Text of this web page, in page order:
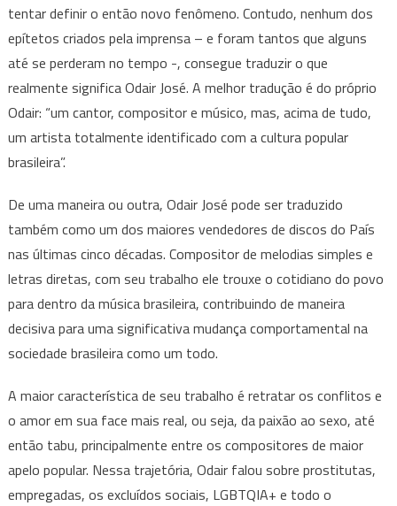
tentar definir o então novo fenômeno. Contudo, nenhum dos
epítetos criados pela imprensa – e foram tantos que alguns
até se perderam no tempo -, consegue traduzir o que
realmente significa Odair José. A melhor tradução é do próprio
Odair: “um cantor, compositor e músico, mas, acima de tudo,
um artista totalmente identificado com a cultura popular
brasileira”.
De uma maneira ou outra, Odair José pode ser traduzido
também como um dos maiores vendedores de discos do País
nas últimas cinco décadas. Compositor de melodias simples e
letras diretas, com seu trabalho ele trouxe o cotidiano do povo
para dentro da música brasileira, contribuindo de maneira
decisiva para uma significativa mudança comportamental na
sociedade brasileira como um todo.
A maior característica de seu trabalho é retratar os conflitos e
o amor em sua face mais real, ou seja, da paixão ao sexo, até
então tabu, principalmente entre os compositores de maior
apelo popular. Nessa trajetória, Odair falou sobre prostitutas,
empregadas, os excluídos sociais, LGBTQIA+ e todo o